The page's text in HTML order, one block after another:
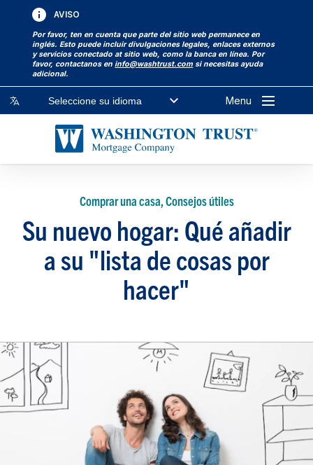
AVISO
Por favor, ten en cuenta que parte del sitio web permanece en
inglés. Esto puede incluir divulgaciones legales, enlaces externos
y servicios conectado at sitio web, como la banca en línea. Por
favor, contactanos eninfo@washtrust.com si necesitas ayuda
adicional.
Seleccione su idioma Menu
Comprar una casa, Consejos útiles
Su nuevo hogar: Qué añadir
a su "lista de cosas por
hacer"